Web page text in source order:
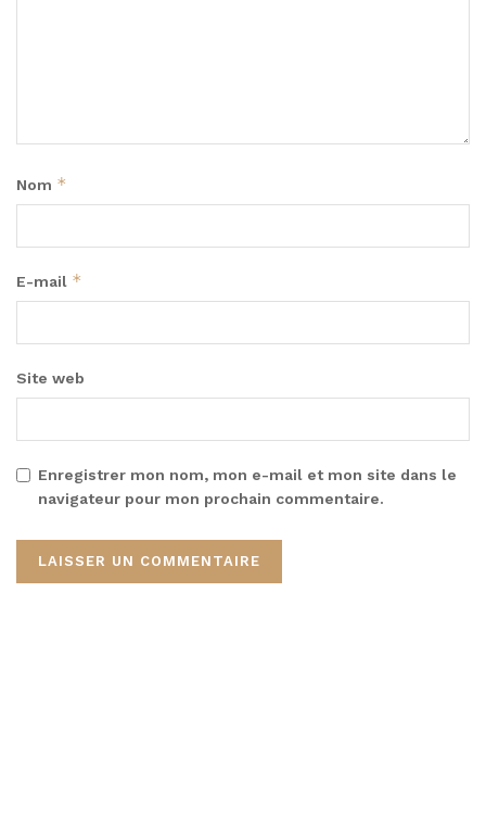
Nom *
E-mail *
Site web
Enregistrer mon nom, mon e-mail et mon site dans le
navigateur pour mon prochain commentaire.